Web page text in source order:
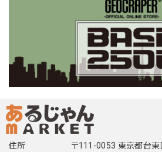
住所
〒111-0053 東京都台